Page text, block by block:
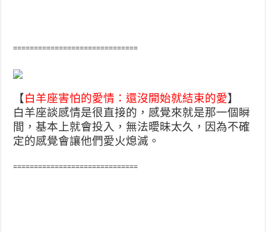
==============================
【白羊座害怕的愛情：還沒開始就結束的愛】
白羊座談感情是很直接的，感覺來就是那一個瞬
間，基本上就會投入，無法曖昧太久，因為不確
定的感覺會讓他們愛火熄滅。
==============================